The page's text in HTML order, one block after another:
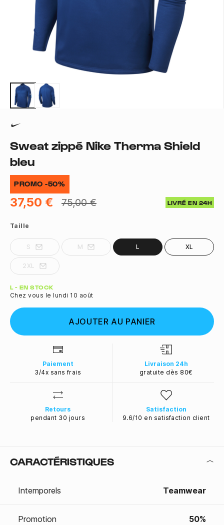
Sweat zippé Nike Therma Shield
bleu
PROMO -50%
37,50 € 75,00 € LIVRÉ EN 24H
Taille
S M L XL
2XL
Quantité
L - EN STOCK
Chez vous le lundi 10 août
AJOUTER AU PANIER
Paiement
3/4x sans frais
Livraison 24h
gratuite dès 80€
Retours
pendant 30 jours
Satisfaction
9.6/10 en satisfaction client
CARACTÉRISTIQUES
Intemporels Teamwear
Promotion 50%